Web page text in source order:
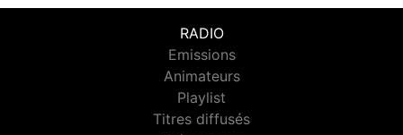
RADIO
Emissions
Animateurs
Playlist
Titres diffusés